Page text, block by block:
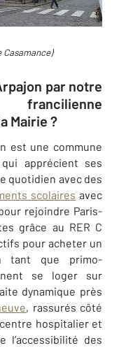
par notre
francilienne
Mairie ?
est une commune
apprécient ses
quotidien avec des
scolaires avec
rejoindre Paris-
grâce au RER C
pour acheter un
tant que primo-
se loger sur
dynamique près
, rassurés côté
hospitalier et
l’accessibilité des